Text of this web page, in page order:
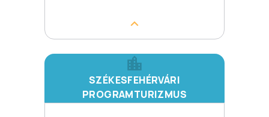
SZÉKESFEHÉRVÁRI
PROGRAMTURIZMUS